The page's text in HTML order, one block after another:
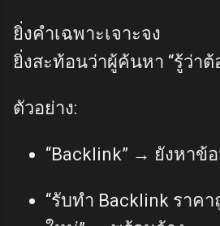
ยิ่งคำเฉพาะเจาะจง
ยิ่งสะท้อนว่าผู้ค้นหา “รู้ว่าต้
ตัวอย่าง:
“Backlink” → ยังหาข้
“รับทำ Backlink ราค